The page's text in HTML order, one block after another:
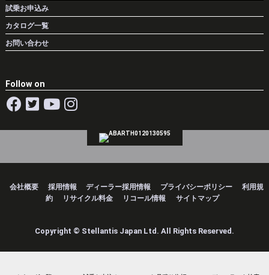
試乗お申込み
カタログ一覧
お問い合わせ
Follow on
会社概要 採用情報 ディーラー採用情報 プライバシーポリシー
利用規
約
リサイクル料金 リコール情報 サイトマップ
Copyright © Stellantis Japan Ltd. All Rights Reserved.